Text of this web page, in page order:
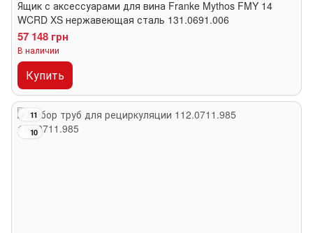
Ящик с аксессуарами для вина Franke Mythos FMY 14
WCRD XS нержавеющая сталь 131.0691.006
57 148 грн
В наличии
Купить
11
10